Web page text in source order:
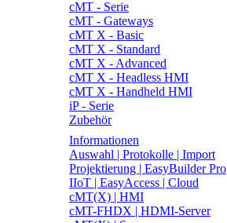
cMT - Serie
cMT - Gateways
cMT X - Basic
cMT X - Standard
cMT X - Advanced
cMT X - Headless HMI
cMT X - Handheld HMI
iP - Serie
Zubehör
Informationen
Auswahl | Protokolle | Import
Projektierung | EasyBuilder Pro
IIoT | EasyAccess | Cloud
cMT(X) | HMI
cMT-FHDX | HDMI-Server